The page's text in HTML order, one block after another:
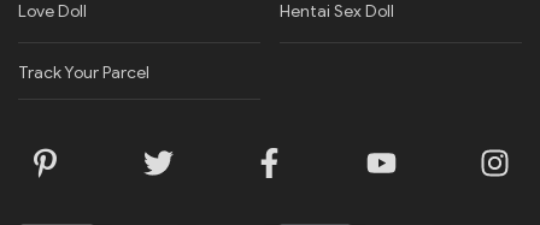
Love Doll Hentai Sex Doll
Track Your Parcel